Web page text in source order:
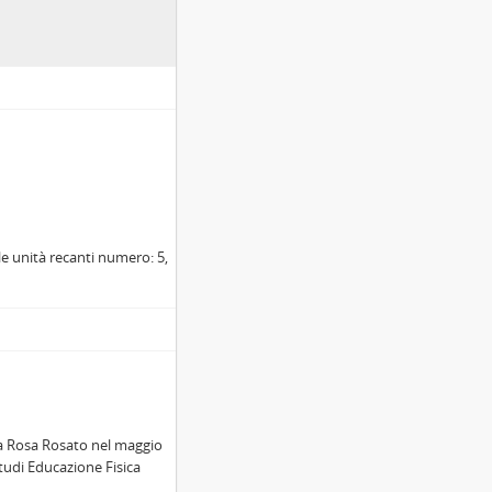
unità recanti numero: 5,
Rosato nel maggio
Educazione Fisica